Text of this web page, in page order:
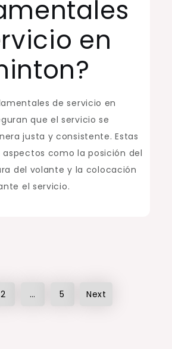
en
de servicio en
que el servicio se
justa y consistente. Estas
como la posición del
del volante y la colocación
el servicio.
2 … 5 Next